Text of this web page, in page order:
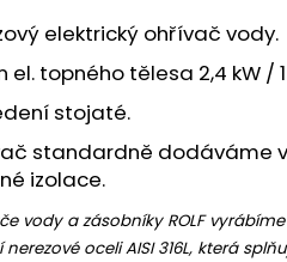
elektrický ohřívač vody.
el. topného tělesa 2,4 kW /
stojaté.
standardně dodáváme
izolace.
vody a zásobníky ROLF
nerezové oceli AISI 316L, která